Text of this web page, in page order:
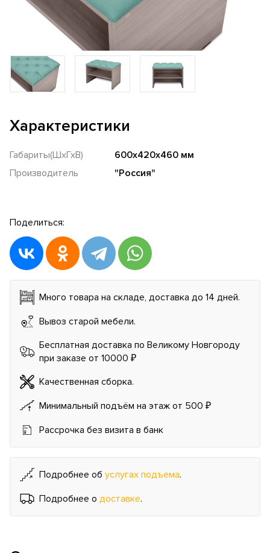
Характеристики
Габариты(ШхГхВ)
600х420х460 мм
Производитель
"Россия"
Поделиться:
Много товара на складе, доставка до 14 дней.
Вывоз старой мебели.
Бесплатная доставка по Великому Новгороду
при заказе от 10000 ₽
Качественная сборка.
Минимальный подъём на этаж от 500 ₽
Рассрочка без визита в банк
Подробнее об услугах подъема.
Подробнее о доставке.